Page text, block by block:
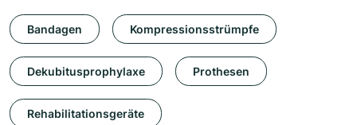
Bandagen Kompressionsstrümpfe
Dekubitusprophylaxe Prothesen
Rehabilitationsgeräte